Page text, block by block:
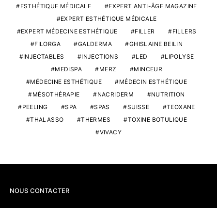
ESTHÉTIQUE MÉDICALE
EXPERT ANTI-ÂGE MAGAZINE
EXPERT ESTHÉTIQUE MÉDICALE
EXPERT MÉDECINE ESTHÉTIQUE
FILLER
FILLERS
FILORGA
GALDERMA
GHISLAINE BEILIN
INJECTABLES
INJECTIONS LED
LIPOLYSE
MEDISPA
MERZ
MINCEUR
MÉDECINE ESTHÉTIQUE
MÉDECIN ESTHÉTIQUE
MÉSOTHÉRAPIE
NACRIDERM
NUTRITION
PEELING
SPA SPAS SUISSE
TEOXANE
THALASSO
THERMES
TOXINE BOTULIQUE
VIVACY
NOUS CONTACTER